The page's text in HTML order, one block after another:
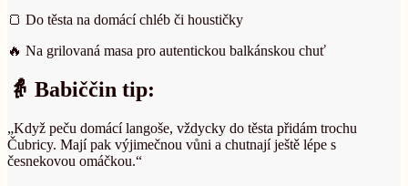
🍞 Do těsta na domácí chléb či houstičky
🔥 Na grilovaná masa pro autentickou balkánskou chuť
👵 Babiččin tip:
„Když peču domácí langoše, vždycky do těsta přidám trochu
Čubricy. Mají pak výjimečnou vůni a chutnají ještě lépe s
česnekovou omáčkou.“